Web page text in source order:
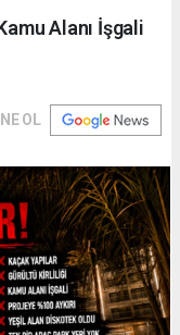
Alanı İşgali
OL